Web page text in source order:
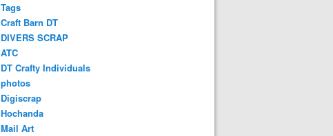
Tags
Craft Barn DT
DIVERS SCRAP
ATC
DT Crafty Individuals
photos
Digiscrap
Hochanda
Mail Art